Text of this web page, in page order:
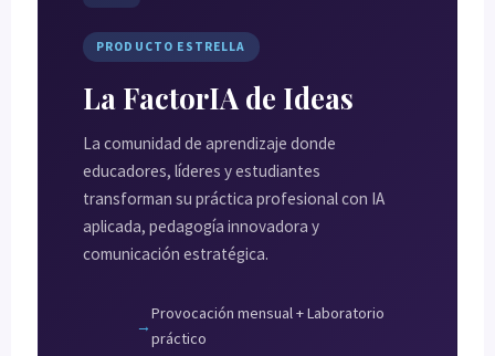
PRODUCTO ESTRELLA
La FactorIA de Ideas
La comunidad de aprendizaje donde
educadores, líderes y estudiantes
transforman su práctica profesional con IA
aplicada, pedagogía innovadora y
comunicación estratégica.
Provocación mensual + Laboratorio
práctico